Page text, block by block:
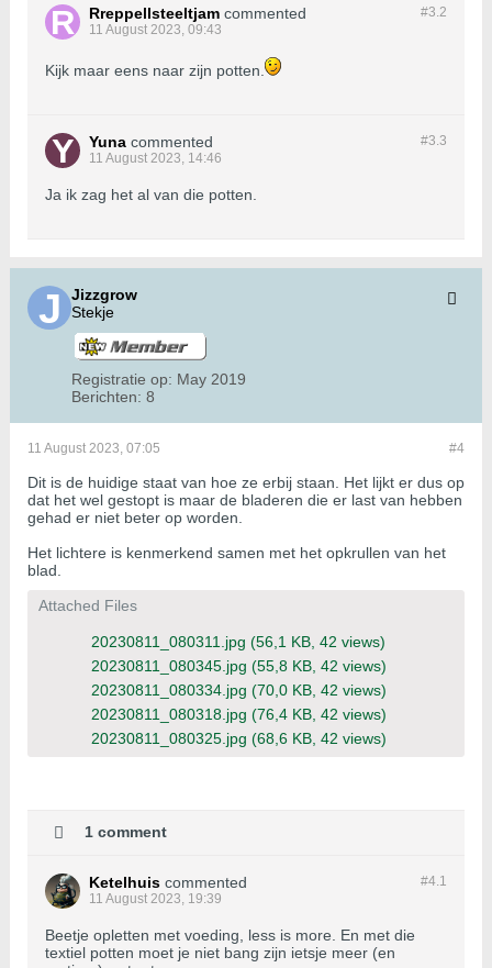
#3.2
Rreppellsteeltjam commented
11 August 2023, 09:43
Kijk maar eens naar zijn potten.
#3.3
Yuna commented
11 August 2023, 14:46
Ja ik zag het al van die potten.
Jizzgrow
Stekje
Registratie op: May 2019
Berichten: 8
#4
11 August 2023, 07:05
Dit is de huidige staat van hoe ze erbij staan. Het lijkt er dus op
dat het wel gestopt is maar de bladeren die er last van hebben
gehad er niet beter op worden.
Het lichtere is kenmerkend samen met het opkrullen van het
blad.
Attached Files
20230811_080311.jpg (56,1 KB, 42 views)
20230811_080345.jpg (55,8 KB, 42 views)
20230811_080334.jpg (70,0 KB, 42 views)
20230811_080318.jpg (76,4 KB, 42 views)
20230811_080325.jpg (68,6 KB, 42 views)
1 comment
#4.1
Ketelhuis commented
11 August 2023, 19:39
Beetje opletten met voeding, less is more. En met die
textiel potten moet je niet bang zijn ietsje meer (en